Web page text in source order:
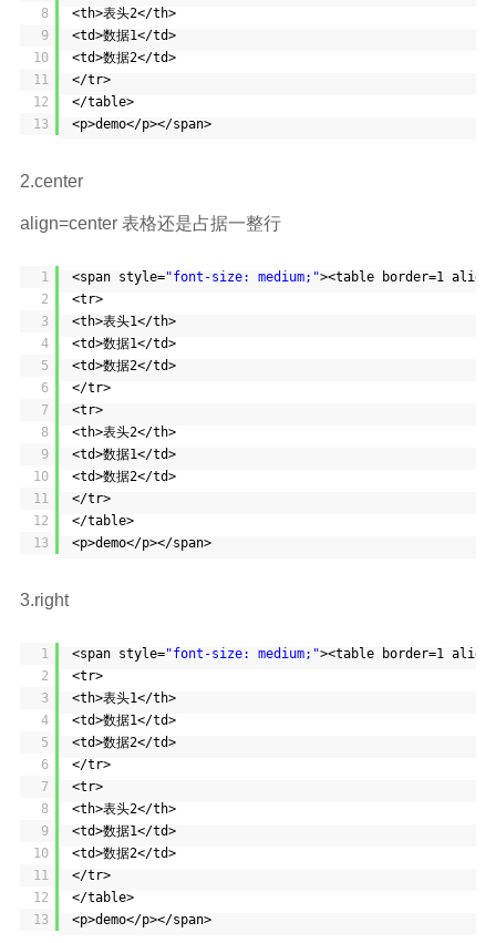
8
9
10
11
12
13
<th>表头2</th>
<td>数据1</td>
<td>数据2</td>
</tr>
</table>
<p>demo</p></span>
2.center
align=center 表格还是占据一整行
1
2
3
4
5
6
7
8
9
10
11
12
13
<span style="font-size: medium;"><table border=1
<tr>
<th>表头1</th>
<td>数据1</td>
<td>数据2</td>
</tr>
<tr>
<th>表头2</th>
<td>数据1</td>
<td>数据2</td>
</tr>
</table>
<p>demo</p></span>
3.right
1
2
3
4
5
6
7
8
9
10
11
12
13
<span style="font-size: medium;"><table border=1
<tr>
<th>表头1</th>
<td>数据1</td>
<td>数据2</td>
</tr>
<tr>
<th>表头2</th>
<td>数据1</td>
<td>数据2</td>
</tr>
</table>
<p>demo</p></span>